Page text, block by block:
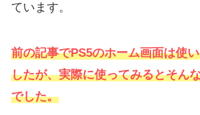
ています。
前の記事でPS5のホーム画面は使
したが、実際に使ってみるとそん
でした。